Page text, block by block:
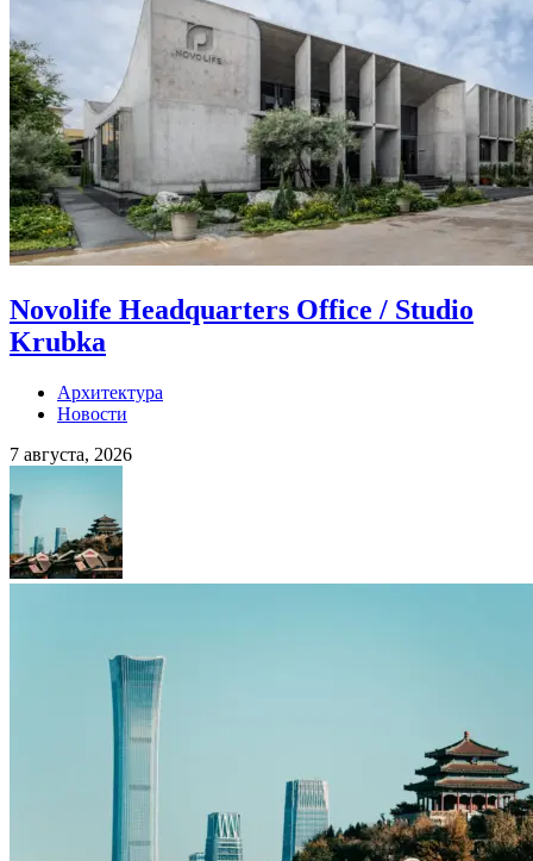
Novolife Headquarters Office / Studio
Krubka
Архитектура
Новости
7 августа, 2026